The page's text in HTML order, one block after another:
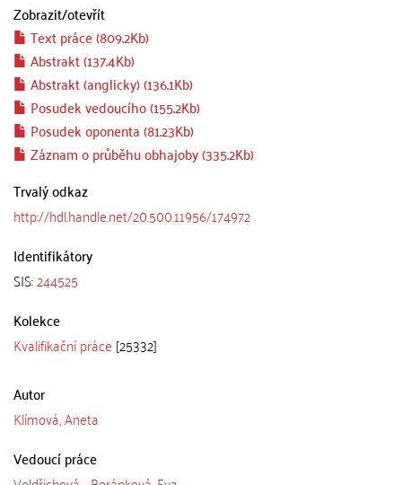
Zobrazit/otevřít
Text práce (809.2Kb)
Abstrakt (137.4Kb)
Abstrakt (anglicky) (136.1Kb)
Posudek vedoucího (155.2Kb)
Posudek oponenta (81.23Kb)
Záznam o průběhu obhajoby (335.2Kb)
Trvalý odkaz
http://hdl.handle.net/20.500.11956/174972
Identifikátory
SIS:244525
Kolekce
Kvalifikační práce [25332]
Autor
Klímová, Aneta
Vedoucí práce